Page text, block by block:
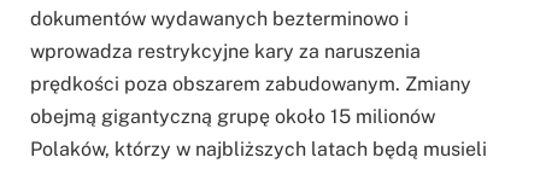
dokumentów wydawanych bezterminowo i
wprowadza restrykcyjne kary za naruszenia
prędkości poza obszarem zabudowanym. Zmiany
obejmą gigantyczną grupę około 15 milionów
Polaków, którzy w najbliższych latach będą musieli